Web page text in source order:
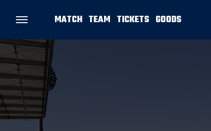
MATCH TEAM TICKETS GOODS